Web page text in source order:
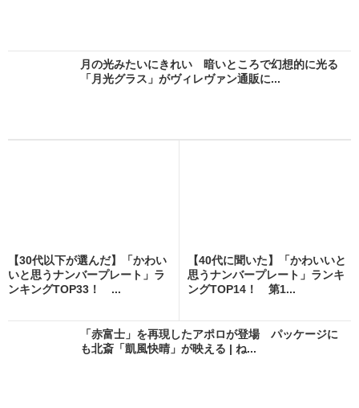
月の光みたいにきれい 暗いところで幻想的に光る
「月光グラス」がヴィレヴァン通販に...
【30代以下が選んだ】「かわい
いと思うナンバープレート」ラ
ンキングTOP33！ ...
【40代に聞いた】「かわいいと
思うナンバープレート」ランキ
ングTOP14！ 第1...
「赤富士」を再現したアポロが登場 パッケージに
も北斎「凱風快晴」が映える | ね...